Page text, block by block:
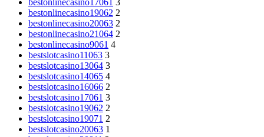
bestonlinecasino17061 3
bestonlinecasino19062 2
bestonlinecasino20063 2
bestonlinecasino21064 2
bestonlinecasino9061 4
bestslotcasino11063 3
bestslotcasino13064 3
bestslotcasino14065 4
bestslotcasino16066 2
bestslotcasino17061 3
bestslotcasino19062 2
bestslotcasino19071 2
bestslotcasino20063 1